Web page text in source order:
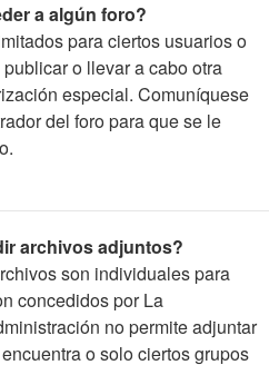
a algún foro?
para ciertos usuarios o
o llevar a cabo otra
especial. Comuníquese
del foro para que se le
archivos adjuntos?
son individuales para
concedidos por La
no permite adjuntar
o solo ciertos grupos